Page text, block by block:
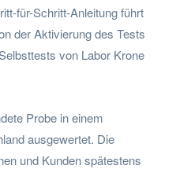
für-Schritt-Anleitung führt
der Aktivierung des Tests
von Labor Krone
Probe in einem
ausgewertet. Die
und Kunden spätestens